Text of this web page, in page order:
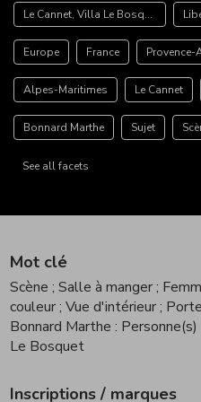
Le Cannet, Villa Le Bosquet
Europe France
Alpes-Maritimes Le Cannet
Bonnard Marthe Sujet
See all facets
Mot clé
Scène; Salle à manger;
couleur; Vue d'intérieur;
Bonnard Marthe :
Le Bosquet
Inscriptions / marques